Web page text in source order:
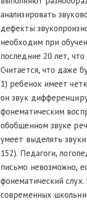
анализировать
дефекты
необходим при
последние 20 лет,
Считается, что даже
1) ребенок имеет
он звук
фонематическим
обобщенном звуке
умеет выделять
152). Педагоги,
письмо невозможно,
фонематический
современных